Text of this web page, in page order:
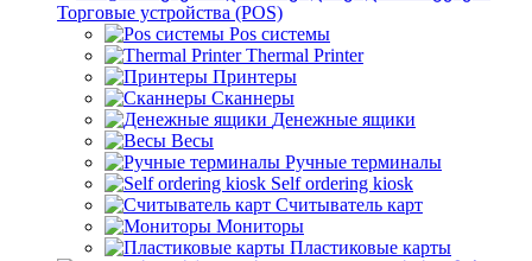
Торговые устройства (POS)
Pos системы
Thermal Printer
Принтеры
Сканнеры
Денежные ящики
Весы
Ручные терминалы
Self ordering kiosk
Считыватель карт
Мониторы
Пластиковые карты